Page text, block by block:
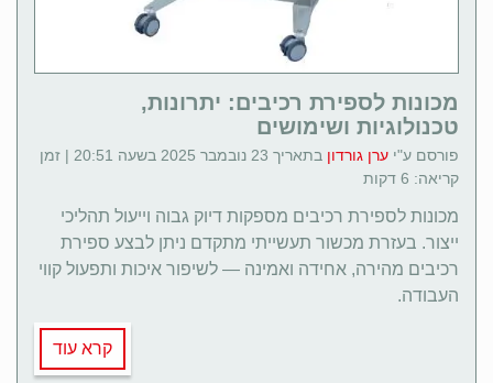
מכונות לספירת רכיבים: יתרונות,
טכנולוגיות ושימושים
פורסם ע"י ערן גורדון
בתאריך 23 נובמבר 2025 בשעה 20:51 | זמן
קריאה: 6 דקות
מכונות לספירת רכיבים מספקות דיוק גבוה וייעול תהליכי
ייצור. בעזרת מכשור תעשייתי מתקדם ניתן לבצע ספירת
רכיבים מהירה, אחידה ואמינה — לשיפור איכות ותפעול קווי
העבודה.
קרא עוד